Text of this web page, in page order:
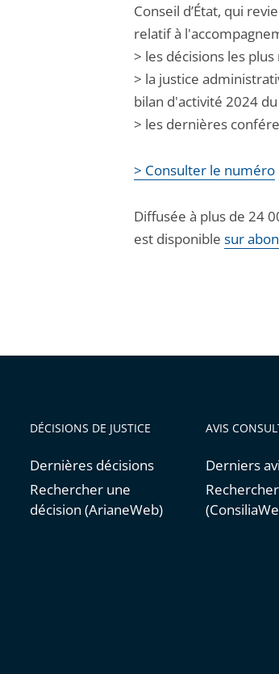
Conseil d’État, qui
relatif à
> les décisions les
> la justice
bilan d'activité 2024
> les dernières
> Consulter le numéro
Diffusée à plus de 24
est disponible sur
DÉCISIONS DE JUSTICE
Dernières décisions
Rechercher une
décision (ArianeWeb)
AVIS
Derniers